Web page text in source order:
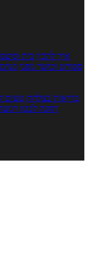
איך להכין בית
ספורט וכושר גופני
בריאות בצלחת טעים
תזונה לבטן